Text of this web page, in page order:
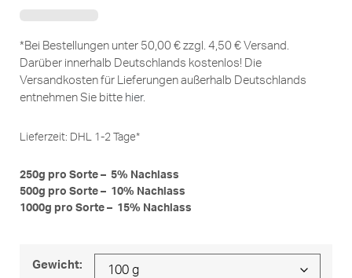
*Bei Bestellungen unter 50,00 € zzgl. 4,50 € Versand.
Darüber innerhalb Deutschlands kostenlos! Die
Versandkosten für Lieferungen außerhalb Deutschlands
entnehmen Sie bitte hier.
Lieferzeit: DHL 1-2 Tage*
250g pro Sorte – 5% Nachlass
500g pro Sorte – 10% Nachlass
1000g pro Sorte – 15% Nachlass
Gewicht: